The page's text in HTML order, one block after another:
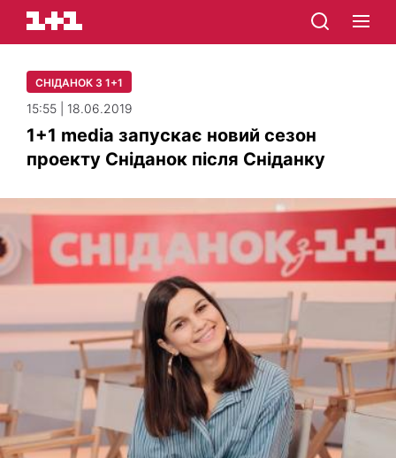
СНІДАНОК З 1+1
15:55 | 18.06.2019
1+1 media запускає новий сезон
проекту Сніданок після Сніданку